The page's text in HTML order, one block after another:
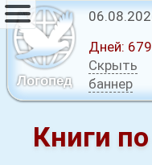
Логопед
Дней:
Скрыть
баннер
Книги